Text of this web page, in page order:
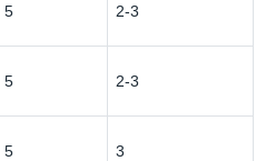
5 2-3
5 2-3
5 3